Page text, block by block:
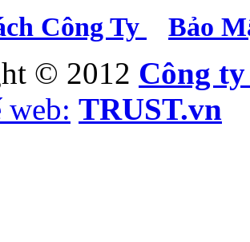
Công Ty Bảo
© 2012 Công
TRUST.vn